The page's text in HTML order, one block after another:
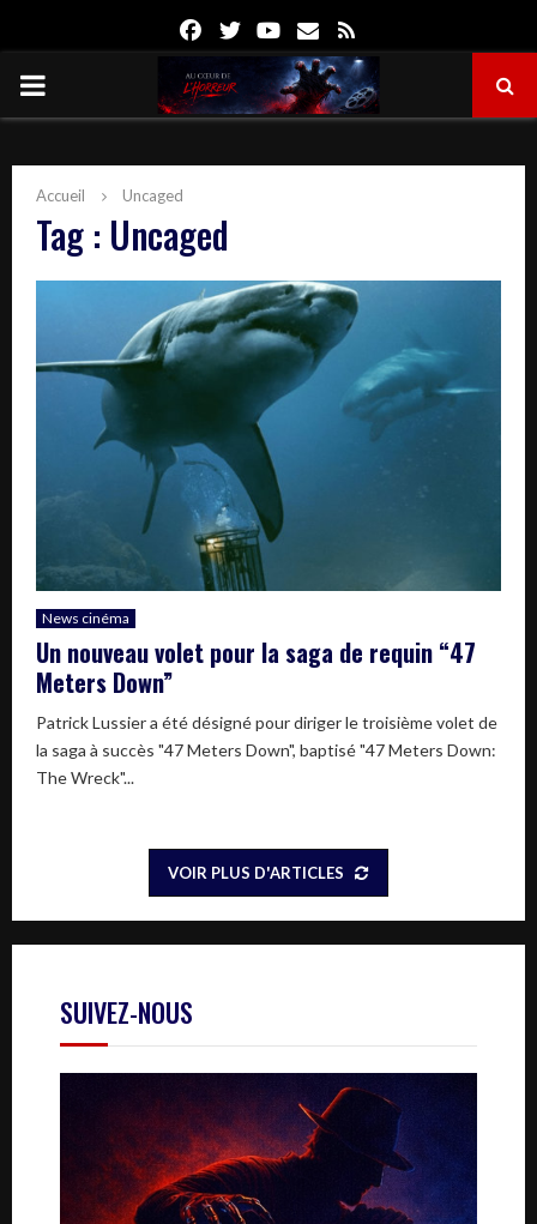
FacebookTwitterYoutube
Email
PRIMARY
Accueil Uncaged
Tag : Uncaged
News cinéma
Un nouveau volet pour la saga de requin “47
Meters Down”
Patrick Lussier a été désigné pour diriger le troisième volet de
la saga à succès "47 Meters Down", baptisé "47 Meters Down:
The Wreck"...
VOIR PLUS D'ARTICLES
SUIVEZ-NOUS